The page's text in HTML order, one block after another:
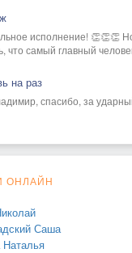
исполнение! 👏👏👏
что самый главный
на раз
спасибо, за
ОНЛАЙН
Саша